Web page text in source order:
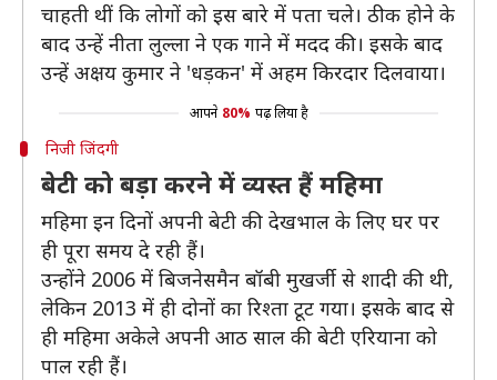
चाहती थीं कि लोगों को इस बारे में पता चले। ठीक होने के
बाद उन्हें नीता लुल्ला ने एक गाने में मदद की। इसके बाद
उन्हें अक्षय कुमार ने 'धड़कन' में अहम किरदार दिलवाया।
आपने 80% पढ़ लिया है
निजी जिंदगी
बेटी को बड़ा करने में व्यस्त हैं महिमा
महिमा इन दिनों अपनी बेटी की देखभाल के लिए घर पर
ही पूरा समय दे रही हैं।
उन्होंने 2006 में बिजनेसमैन बॉबी मुखर्जी से शादी की थी,
लेकिन 2013 में ही दोनों का रिश्ता टूट गया। इसके बाद से
ही महिमा अकेले अपनी आठ साल की बेटी एरियाना को
पाल रही हैं।